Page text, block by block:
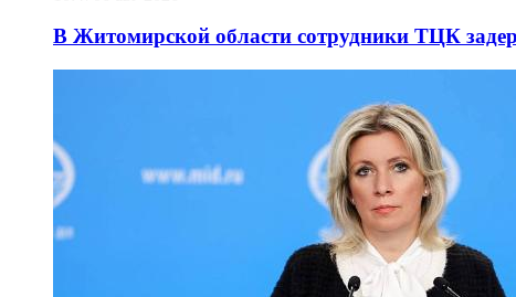
В Житомирской области сотрудники ТЦК